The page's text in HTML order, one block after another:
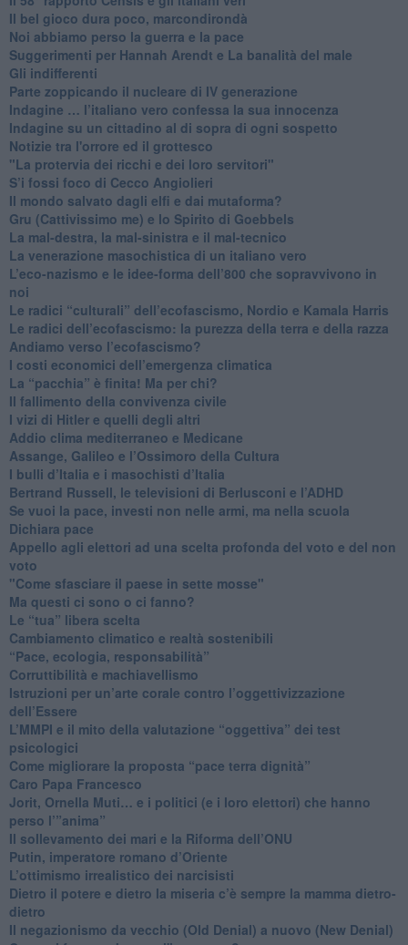
​Il bel gioco dura poco, marcondirondà
Noi abbiamo perso la guerra e la pace
Suggerimenti per Hannah Arendt e La banalità del male
​Gli indifferenti
Parte zoppicando il nucleare di IV generazione
​Indagine … l’italiano vero confessa la sua innocenza
Indagine su un cittadino al di sopra di ogni sospetto
Notizie tra l'orrore ed il grottesco
"La protervia dei ricchi e dei loro servitori"
S’i fossi foco di Cecco Angiolieri
​Il mondo salvato dagli elfi e dai mutaforma?
Gru (Cattivissimo me) e lo Spirito di Goebbels
​La mal-destra, la mal-sinistra e il mal-tecnico
​La venerazione masochistica di un italiano vero
​L’eco-nazismo e le idee-forma dell’800 che sopravvivono in
noi
​Le radici “culturali” dell’ecofascismo, Nordio e Kamala Harris
Le radici dell’ecofascismo: la purezza della terra e della razza
Andiamo verso l’ecofascismo?
I costi economici dell’emergenza climatica
​La “pacchia” è finita! Ma per chi?
​Il fallimento della convivenza civile
​I vizi di Hitler e quelli degli altri
Addio clima mediterraneo e Medicane
​Assange, Galileo e l’Ossimoro della Cultura
​I bulli d’Italia e i masochisti d’Italia
​Bertrand Russell, le televisioni di Berlusconi e l’ADHD
​Se vuoi la pace, investi non nelle armi, ma nella scuola
​Dichiara pace
​Appello agli elettori ad una scelta profonda del voto e del non
voto
"Come sfasciare il paese in sette mosse"
​Ma questi ci sono o ci fanno?
​Le “tua” libera scelta
Cambiamento climatico e realtà sostenibili
“Pace, ecologia, responsabilità”
​Corruttibilità e machiavellismo
Istruzioni per un’arte corale contro l’oggettivizzazione
dell’Essere
​L’MMPI e il mito della valutazione “oggettiva” dei test
psicologici
Come migliorare la proposta “pace terra dignità”
Caro Papa Francesco
​Jorit, Ornella Muti… e i politici (e i loro elettori) che hanno
perso l’”anima”
​Il sollevamento dei mari e la Riforma dell’ONU
Putin, imperatore romano d’Oriente
​L’ottimismo irrealistico dei narcisisti
​Dietro il potere e dietro la miseria c’è sempre la mamma dietro-
dietro
Il negazionismo da vecchio (Old Denial) a nuovo (New Denial)